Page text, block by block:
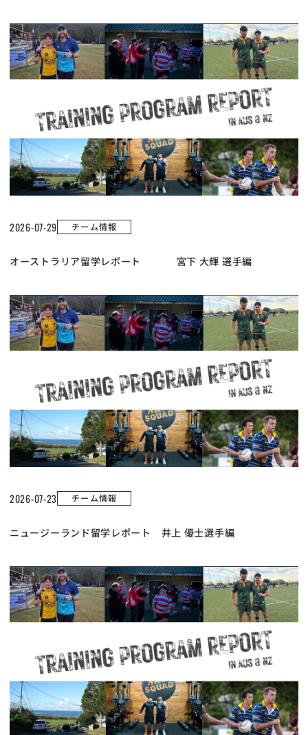
2026-07-29 チーム情報
オーストラリア留学レポート 宮下 大輝 選手編
2026-07-23 チーム情報
ニュージーランド留学レポート 井上 優士選手編